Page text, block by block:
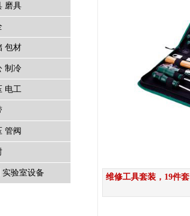
维修工具套装，19件套
磨具
包材
制冷
电工
管阀
验室设备